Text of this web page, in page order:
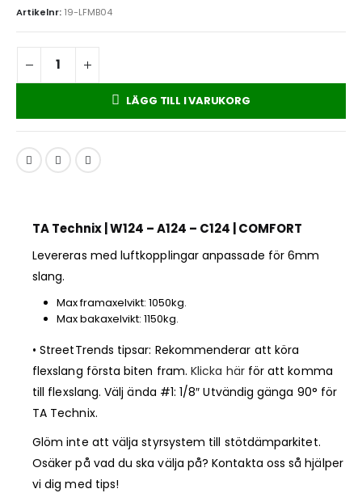
Artikelnr: 19-LFMB04
LÄGG TILL I VARUKORG
TA Technix | W124 – A124 – C124 | COMFORT
Levereras med luftkopplingar anpassade för 6mm
slang.
Max framaxelvikt: 1050kg.
Max bakaxelvikt: 1150kg.
• StreetTrends tipsar: Rekommenderar att köra
flexslang första biten fram.Klicka härför att komma
till flexslang. Välj ända #1: 1/8″ Utvändig gänga 90° för
TA Technix.
Glöm inte att välja styrsystem till stötdämparkitet.
Osäker på vad du ska välja på? Kontakta oss så hjälper
vi dig med tips!